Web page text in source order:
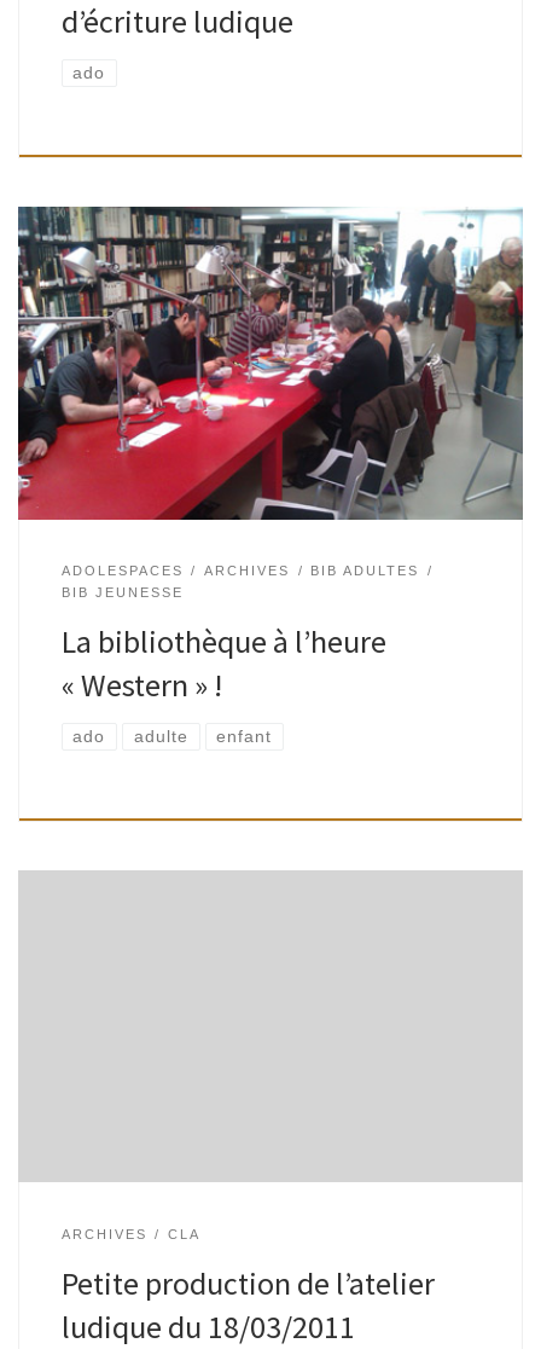
d’écriture ludique
ado
Le réseau des bibliothèques et ludothèques, en partenariat
avec le CEC de la Vénerie, a accueilli les cinq auteurs du
collectif Tête à Tête à la bibliothèque de l’Espace Paul
Delvaux. […]
ADOLESPACES ARCHIVES
BIB ADULTES
BIB JEUNESSE
La bibliothèque à l’heure
« Western » !
ado adulte enfant
ARCHIVES CLA
Petite production de l’atelier
ludique du 18/03/2011